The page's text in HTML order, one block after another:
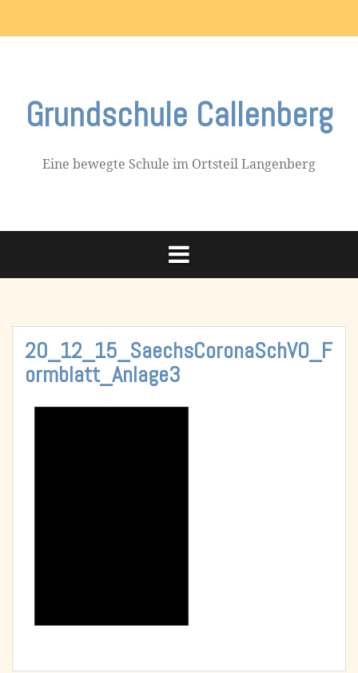
Grundschule Callenberg
Eine bewegte Schule im Ortsteil Langenberg
20_12_15_SaechsCoronaSchVO_F
ormblatt_Anlage3